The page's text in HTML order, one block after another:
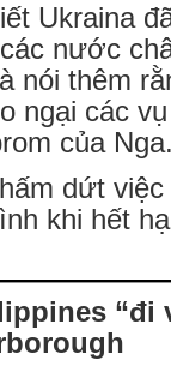
Ukraina
nước
nói thêm
ngại các
của
dứt
khi hết
“đi